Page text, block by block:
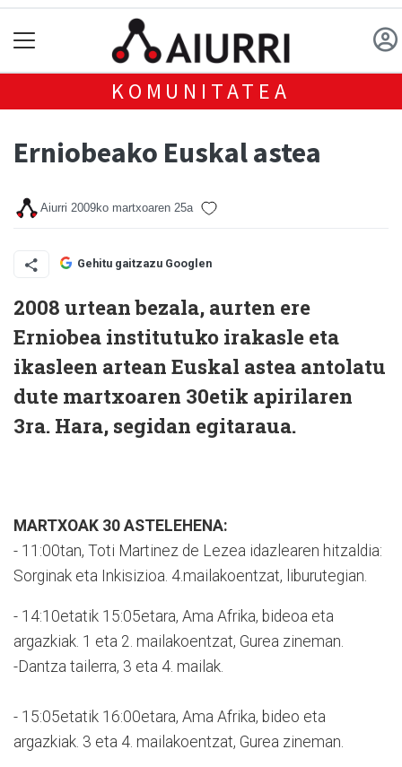
KOMUNITATEA
Erniobeako Euskal astea
Aiurri 2009ko martxoaren 25a
Gehitu gaitzazu Googlen
2008 urtean bezala, aurten ere
Erniobea institutuko irakasle eta
ikasleen artean Euskal astea antolatu
dute martxoaren 30etik apirilaren
3ra. Hara, segidan egitaraua.
MARTXOAK 30 ASTELEHENA:
- 11:00tan, Toti Martinez de Lezea idazlearen hitzaldia:
Sorginak eta Inkisizioa. 4.mailakoentzat, liburutegian.
- 14:10etatik 15:05etara, Ama Afrika, bideoa eta
argazkiak. 1 eta 2. mailakoentzat, Gurea zineman.
-Dantza tailerra, 3 eta 4. mailak.
- 15:05etatik 16:00etara, Ama Afrika, bideo eta
argazkiak. 3 eta 4. mailakoentzat, Gurea zineman.